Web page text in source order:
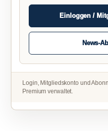
Einloggen /
News-
Login, Mitgliedskonto und
Premium verwaltet.